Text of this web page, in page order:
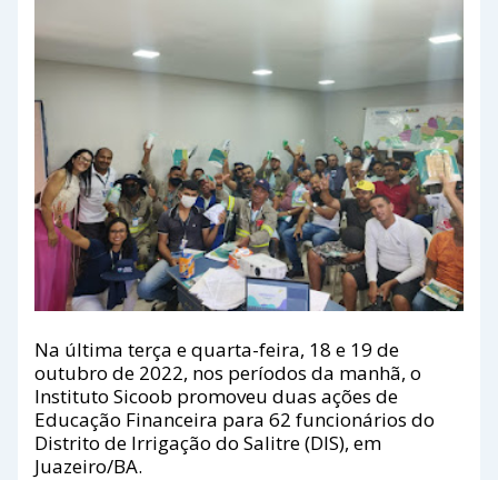
Na última terça e quarta-feira, 18 e 19 de
outubro de 2022, nos períodos da manhã, o
Instituto Sicoob promoveu duas ações de
Educação Financeira para 62 funcionários do
Distrito de Irrigação do Salitre (DIS), em
Juazeiro/BA.